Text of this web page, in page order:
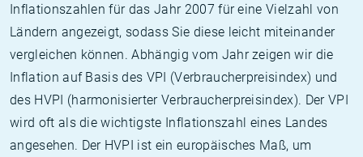
Inflationszahlen für das Jahr 2007 für eine Vielzahl von
Ländern angezeigt, sodass Sie diese leicht miteinander
vergleichen können. Abhängig vom Jahr zeigen wir die
Inflation auf Basis des VPI (Verbraucherpreisindex) und
des HVPI (harmonisierter Verbraucherpreisindex). Der VPI
wird oft als die wichtigste Inflationszahl eines Landes
angesehen. Der HVPI ist ein europäisches Maß, um